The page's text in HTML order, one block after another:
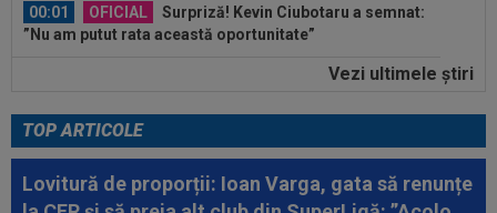
”Nu am putut rata această oportunitate”
00:46 VIDEO
Daniel Pancu a ”explodat”, după UTA -
Rapid: ”Mamă, aoleu! Puțin respect nu...
00:41 EXCLUSIV
Atacant pentru FCSB! A făcut
anunțul ÎN DIRECT: ”Îi dau eu lui Gigi unul bun”
Vezi ultimele ştiri
TOP ARTICOLE
Lovitură de proporții: Ioan Varga, gata să renunțe